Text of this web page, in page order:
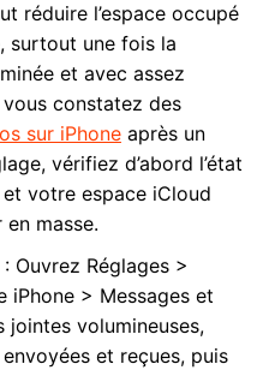
réduire l’espace occupé
surtout une fois la
et avec assez
vous constatez des
sur iPhoneaprès un
vérifiez d’abord l’état
votre espace iCloud
masse.
Ouvrez Réglages >
iPhone > Messages et
jointes volumineuses,
et reçues, puis